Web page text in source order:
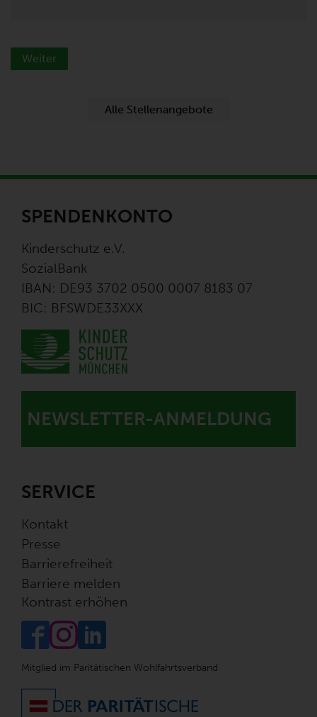
Weiter
Alle Stellenangebote
SPENDENKONTO
Kinderschutz e.V.
SozialBank
IBAN: DE93 3702 0500 0007 8183 07
BIC: BFSWDE33XXX
NEWSLETTER-ANMELDUNG
SERVICE
Kontakt
Presse
Barrierefreiheit
Barriere melden
Kontrast erhöhen
Mitglied im Paritätischen Wohlfahrtsverband